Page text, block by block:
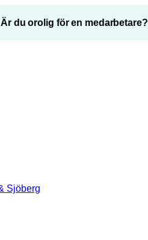
Är du orolig för en medarbetare?
”*” anger obligatoriska fält